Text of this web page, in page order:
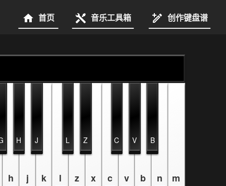
首页 音乐工具箱 创作键盘谱
h j k l z x c v b n m
H J L Z C V B